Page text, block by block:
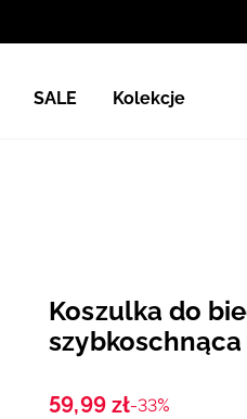
SALE Kolekcje
Koszulka do
59,99 zł-33%